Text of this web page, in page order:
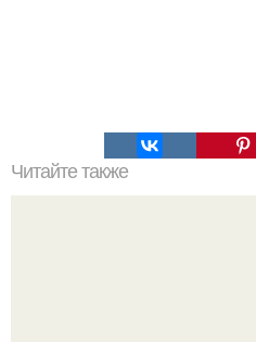
Читайте также